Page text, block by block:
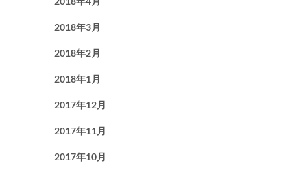
2018年3月
2018年2月
2018年1月
2017年12月
2017年11月
2017年10月